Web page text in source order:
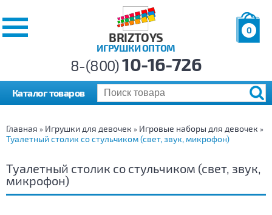
BRIZTOYS
ИГРУШКИ ОПТОМ
0
р.
8-(800)10-16-726
Каталог товаров
Главная » Игрушки для девочек » Игровые наборы для девочек »
Туалетный столик со стульчиком (свет, звук, микрофон)
Туалетный столик со стульчиком (свет, звук,
микрофон)